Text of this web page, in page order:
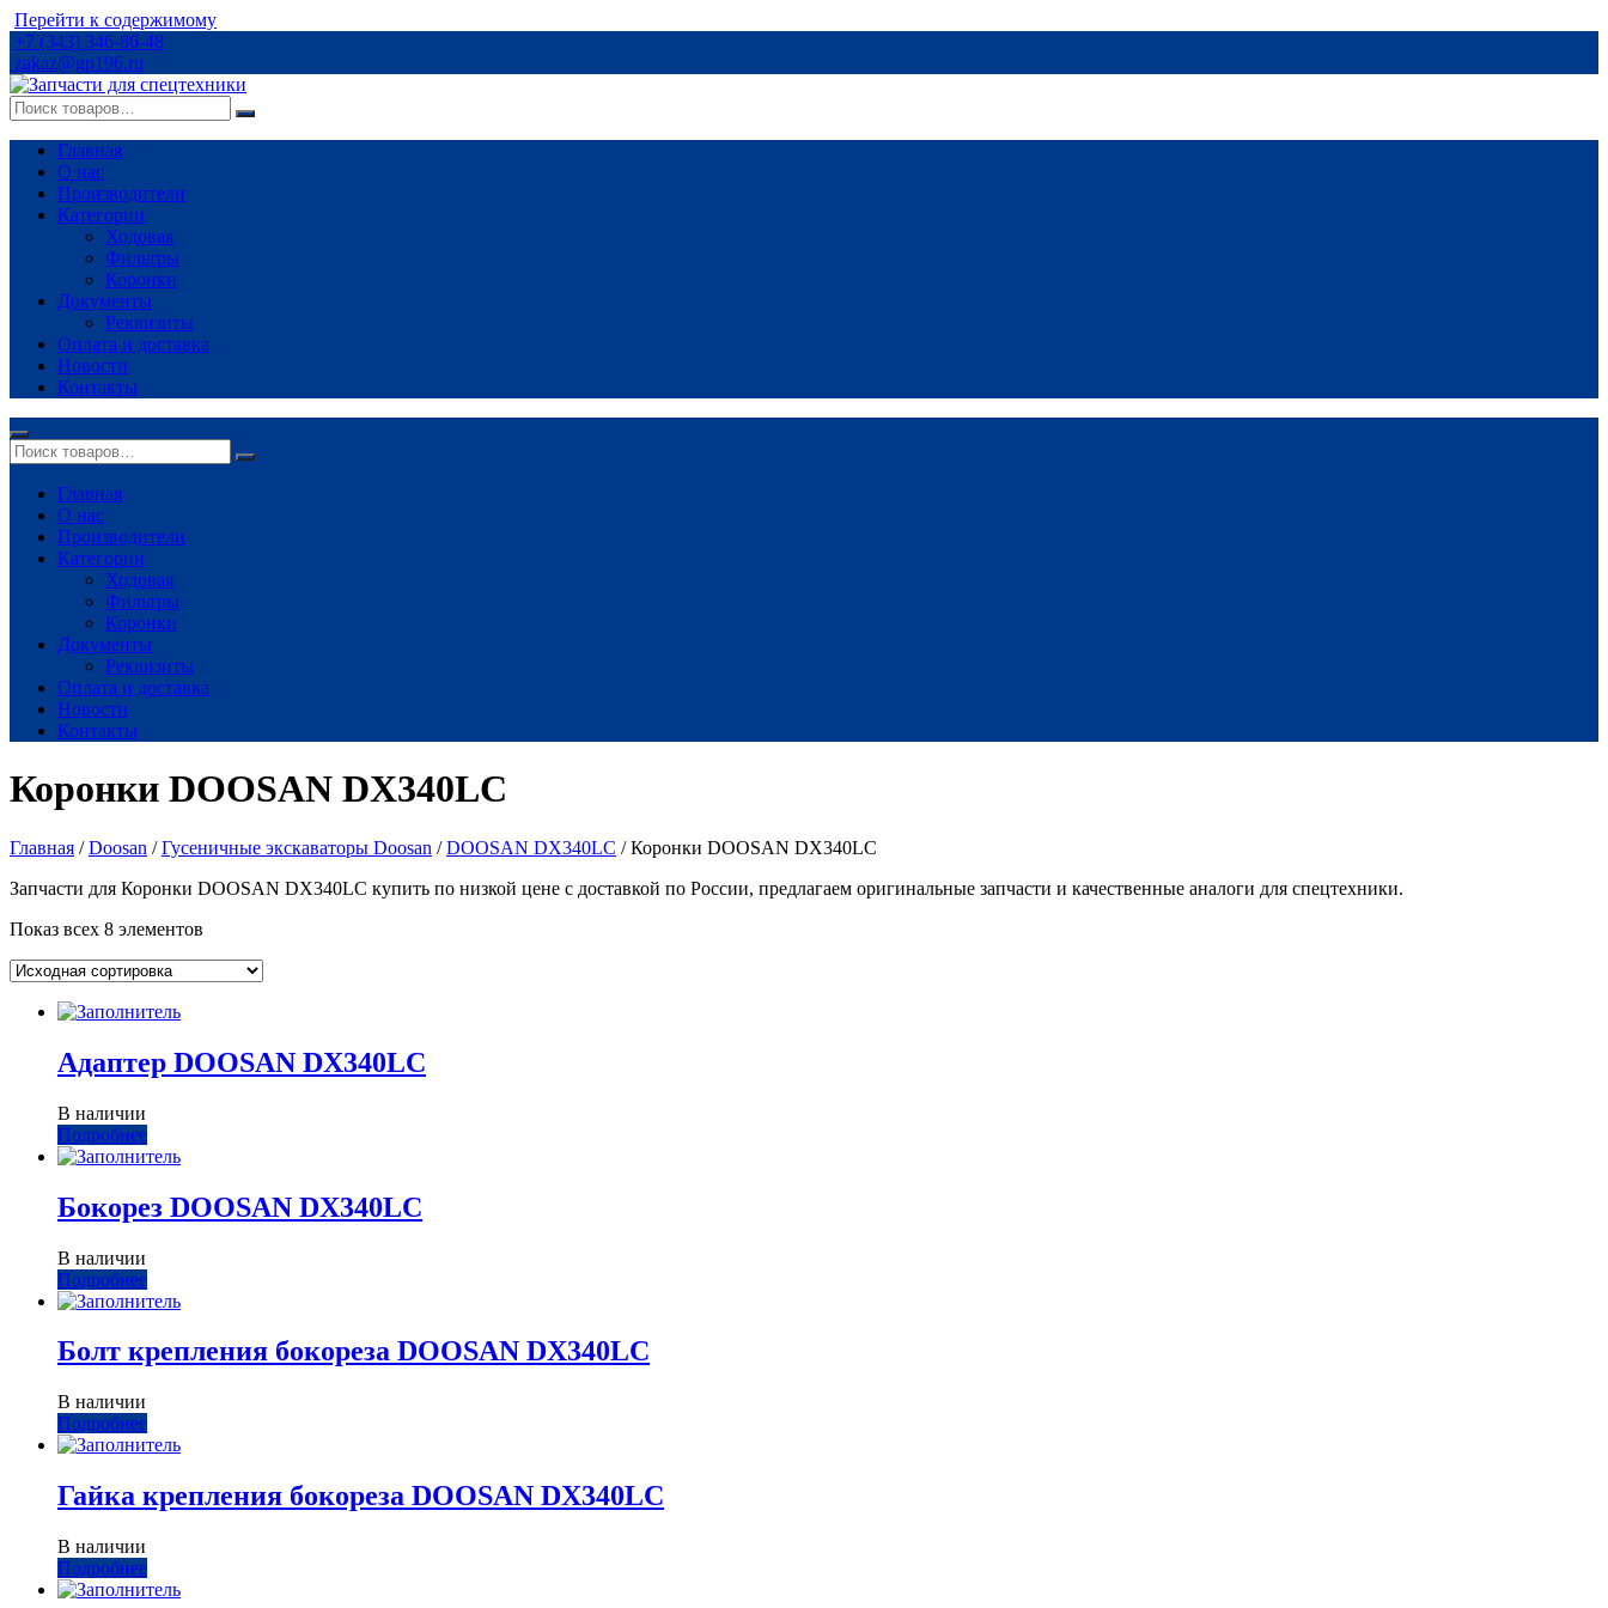
Перейти к содержимому
+7 (343) 346-86-48
zakaz@gp196.ru
Главная
О нас
Производители
Категории
Ходовая
Фильтры
Коронки
Документы
Реквизиты
Оплата и доставка
Новости
Контакты
Главная
О нас
Производители
Категории
Ходовая
Фильтры
Коронки
Документы
Реквизиты
Оплата и доставка
Новости
Контакты
Коронки DOOSAN DX340LC
Главная /Doosan /Гусеничные экскаваторы Doosan /DOOSAN DX340LC / Коронки DOOSAN DX340LC
Запчасти для Коронки DOOSAN DX340LC купить по низкой цене с доставкой по России, предлагаем оригинальные запчасти и качественные аналоги для спецтехники.
Показ всех 8 элементов
Адаптер DOOSAN DX340LC
В наличии
Подробнее
Бокорез DOOSAN DX340LC
В наличии
Подробнее
Болт крепления бокореза DOOSAN DX340LC
В наличии
Подробнее
Гайка крепления бокореза DOOSAN DX340LC
В наличии
Подробнее